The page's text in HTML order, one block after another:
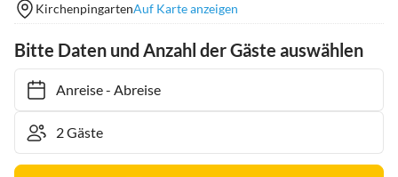
KirchenpingartenAuf Karte anzeigen
Bitte Daten und Anzahl der Gäste auswählen
Anreise- Abreise